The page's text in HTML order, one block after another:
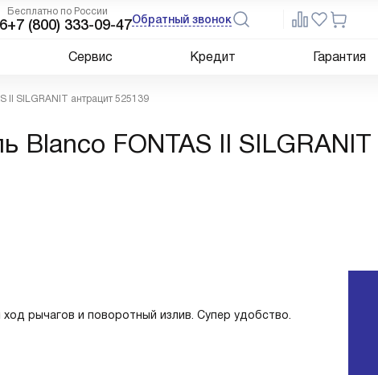
Бесплатно по России
+7 (800) 333-09-47Обратный звонок
Сервис Кредит Гарантия
II SILGRANIT антрацит 525139
Blanco FONTAS II
рычагов и поворотный излив. Супер удобство.